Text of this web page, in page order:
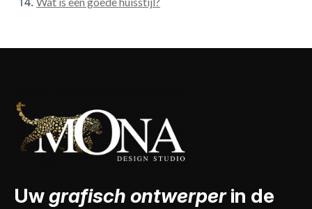
Uwgrafisch ontwerperin de